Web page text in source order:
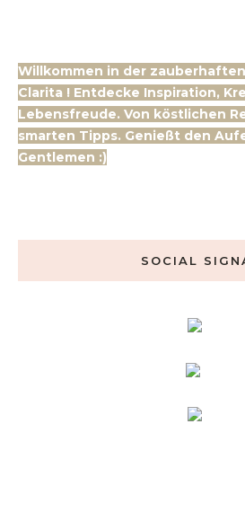
Willkommen in der
Clarita ! Entdecke Inspiration,
Lebensfreude. Von köstlichen
smarten Tipps. Genießt den
Gentlemen :)
SOCIAL